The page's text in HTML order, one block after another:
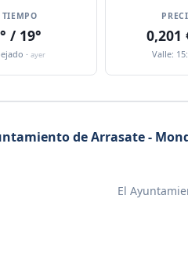
TIEMPO
/ 19°
·ayer
0,201
Valle:
de Arrasate -
El